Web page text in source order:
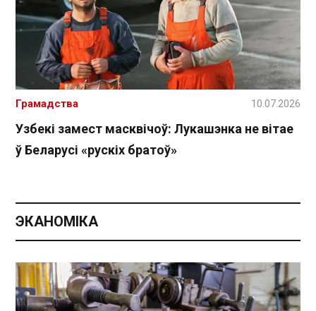
Узбекі замест масквічоў: Лукашэнка не вітае
ў Беларусі «рускіх братоў»
Грамадства 10.07.2026
ЭКАНОМІКА